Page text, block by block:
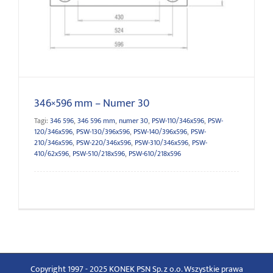
346×596 mm – Numer 30
Tagi: 346 596, 346 596 mm, numer 30, PSW-110/346x596, PSW-
120/346x596, PSW-130/396x596, PSW-140/396x596, PSW-
210/346x596, PSW-220/346x596, PSW-310/346x596, PSW-
410/62x596, PSW-510/218x596, PSW-610/218x596
Copyright 1997 - 2025 KONEK PSN Sp. z o.o. Wszystkie prawa